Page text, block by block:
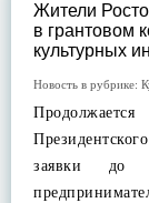
Жители
в грантовом
культурных
Новость в рубрике:
заявки до